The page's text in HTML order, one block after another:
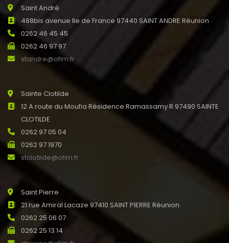
Saint André
488bis avenue Ile de France 97440 SAINT ANDRE Réunion
0262 46 45 45
0262 46 97 97
standre@ofim.fr
Sainte Clotilde
12 A route du Moufia Résidence Ramassamy R 97490 SAINTE
CLOTILDE
0262 97 05 04
0262 97 1970
stclotilde@ofim.fr
Saint Pierre
21 rue Amiral Lacaze 97410 SAINT PIERRE Réunion
0262 25 06 07
0262 25 13 14